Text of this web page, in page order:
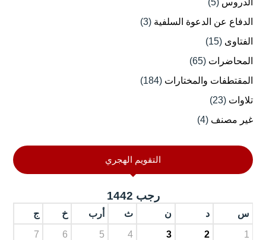
الدروس (5)
الدفاع عن الدعوة السلفية (3)
الفتاوى (15)
المحاضرات (65)
المقتطفات والمختارات (184)
تلاوات (23)
غير مصنف (4)
التقويم الهجري
رجب 1442
س د ن ث أرب خ ج
1
2
3
4
5
6
7